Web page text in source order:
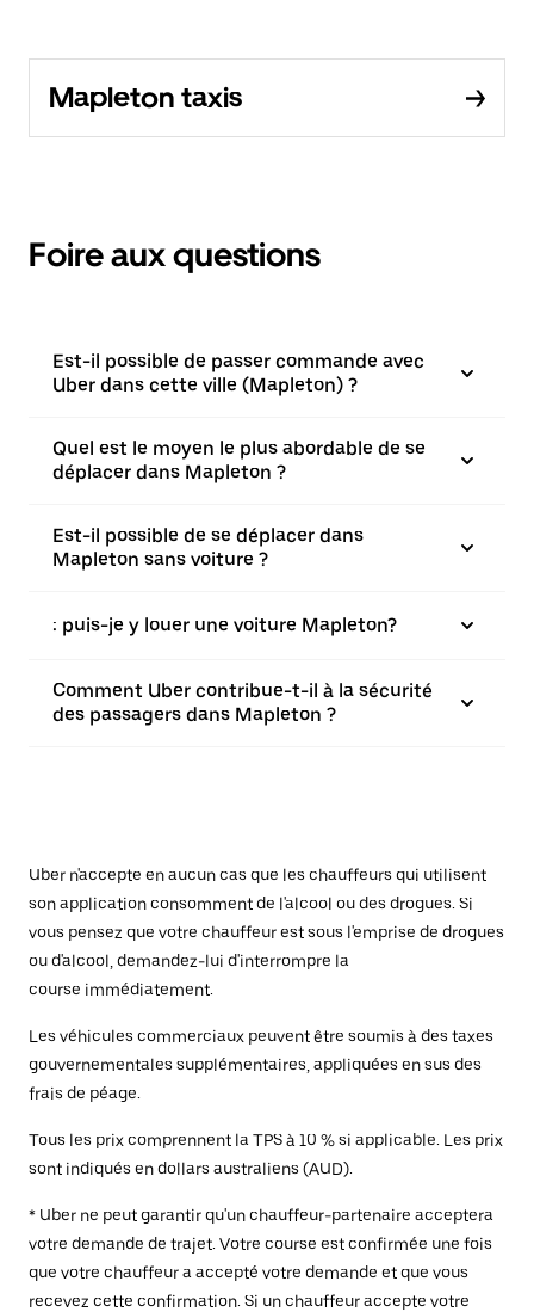
Mapleton taxis
Foire aux questions
Est-il possible de passer commande avec
Uber dans cette ville (Mapleton) ?
Quel est le moyen le plus abordable de se
déplacer dans Mapleton ?
Est-il possible de se déplacer dans
Mapleton sans voiture ?
: puis-je y louer une voiture Mapleton?
Comment Uber contribue-t-il à la sécurité
des passagers dans Mapleton ?
Uber n'accepte en aucun cas que les chauffeurs qui utilisent
son application consomment de l'alcool ou des drogues. Si
vous pensez que votre chauffeur est sous l'emprise de drogues
ou d'alcool, demandez-lui d'interrompre la
course immédiatement.
Les véhicules commerciaux peuvent être soumis à des taxes
gouvernementales supplémentaires, appliquées en sus des
frais de péage.
Tous les prix comprennent la TPS à 10 % si applicable. Les prix
sont indiqués en dollars australiens (AUD).
* Uber ne peut garantir qu'un chauffeur-partenaire acceptera
votre demande de trajet. Votre course est confirmée une fois
que votre chauffeur a accepté votre demande et que vous
recevez cette confirmation. Si un chauffeur accepte votre